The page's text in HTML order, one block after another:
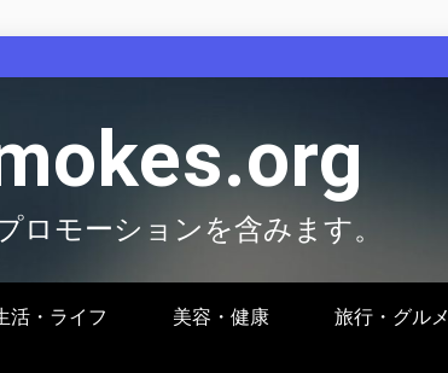
ロモーションを含みます。
活・ライフ 美容・健康 旅行・グルメ